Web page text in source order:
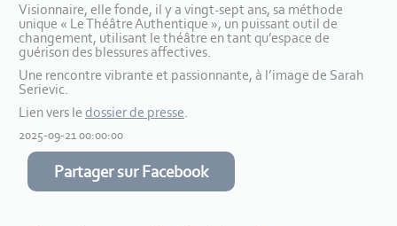
Visionnaire, elle fonde, il y a vingt-sept ans, sa méthode
unique « Le Théâtre Authentique », un puissant outil de
changement, utilisant le théâtre en tant qu’espace de
guérison des blessures affectives.
Une rencontre vibrante et passionnante, à l’image de Sarah
Serievic.
Lien vers le dossier de presse.
2025-09-21 00:00:00
Partager sur Facebook